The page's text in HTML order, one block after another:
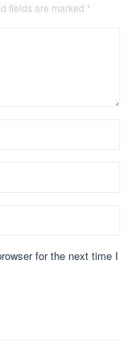
fields are marked *
for the next time I